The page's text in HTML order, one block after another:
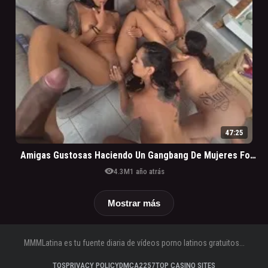
47:25
Amigas Gustosas Haciendo Un Gangbang De Mujeres Follando Con Cara De Suerte
visibility4.3M1 año atrás
Mostrar más
MMMLatina es tu fuente diaria de vídeos porno latinos gratuitos...
TOSPRIVACY POLICYDMCA2257TOP CASINO SITES